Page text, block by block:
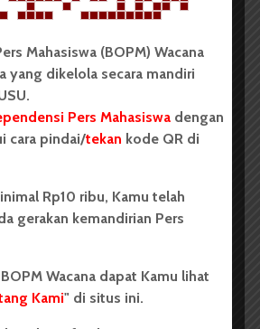
Soal
Publik
Enam Mahasiswa USU
The Winner
Taekwondo
Championship 2
lain
Lomba Riset
Dorong Inovasi
Sektor
Mahasiswa (BOPM) Wacana
yang dikelola secara mandiri
Pers Mahasiswa dengan
cara pindai/tekan kode QR di
Rp10 ribu, Kamu telah
gerakan kemandirian Pers
Wacana dapat Kamu lihat
Kami" di situs ini.